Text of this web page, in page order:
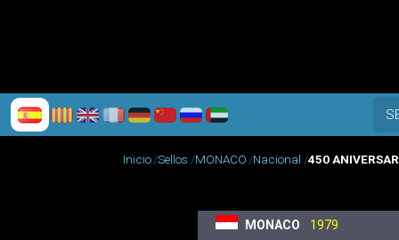
Inicio Sellos MONACO Nacional 450
MONACO 1979